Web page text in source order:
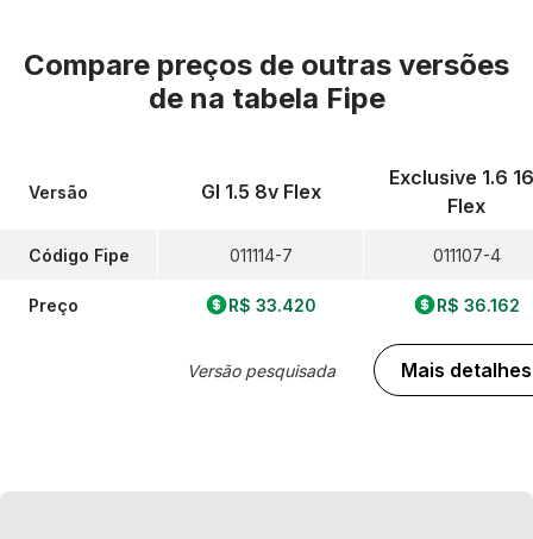
Compare preços de outras versões
de na tabela Fipe
Versão
Código Fipe
Preço
Gl 1.5 8v Flex
011114-7
R$ 33.420
Versão pesquisada
Exclusive 1.6
Flex
011107-4
R$ 36.162
Mais detalhes